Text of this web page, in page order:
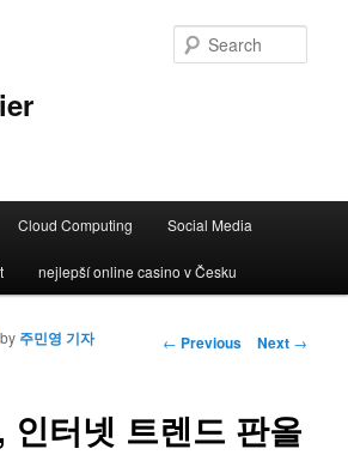
Cloud Computing Social Media
nejlepší online casino v Česku
Post navigation
← Previous Next →
인터넷 트렌드 판올
by 주민영 기자